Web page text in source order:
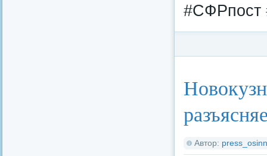
#СФРпост
Автор: